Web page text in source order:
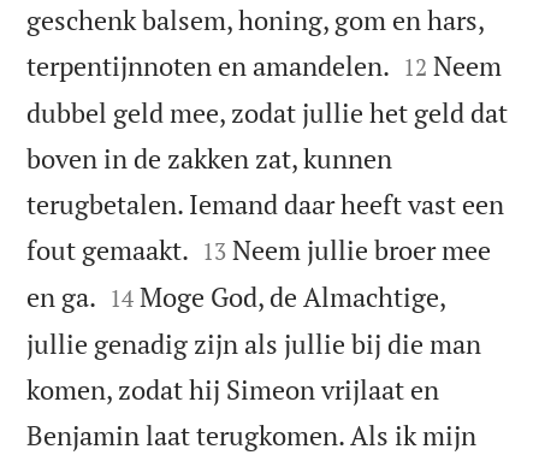
geschenk balsem, honing, gom en hars,
terpentijnnoten en amandelen. 

12 Neem
dubbel geld mee, zodat jullie het geld dat
boven in de zakken zat, kunnen
terugbetalen. Iemand daar heeft vast een
fout gemaakt. 

13 Neem jullie broer mee
en ga. 

14 Moge God, de Almachtige,
jullie genadig zijn als jullie bij die man
komen, zodat hij Simeon vrijlaat en
Benjamin laat terugkomen. Als ik mijn